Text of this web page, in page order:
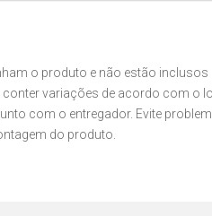
o produto e não estão inclusos
variações de acordo com o
com o entregador. Evite
do produto.